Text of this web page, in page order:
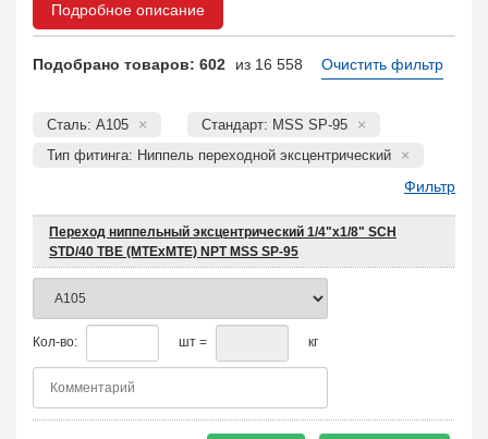
Подробное описание
Подобрано товаров: 602 из 16 558 Очистить фильтр
Сталь: A105
Стандарт: MSS SP-95
Тип фитинга: Ниппель переходной эксцентрический
Фильтр
Переход ниппельный эксцентрический 1/4"х1/8" SCH
STD/40 TBE (MTEхMTE) NPT MSS SP-95
Кол-во: шт = кг